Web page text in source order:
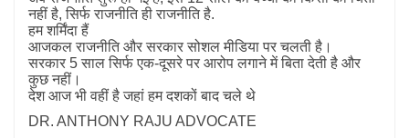
नहीं है, सिर्फ राजनीति ही राजनीति है.
हम शर्मिंदा हैं
आजकल राजनीति और सरकार सोशल मीडिया पर चलती है।
सरकार 5 साल सिर्फ एक-दूसरे पर आरोप लगाने में बिता देती है और
कुछ नहीं।
देश आज भी वहीं है जहां हम दशकों बाद चले थे
DR. ANTHONY RAJU ADVOCATE